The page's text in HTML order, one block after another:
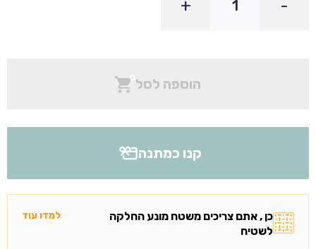
-
+
קנו כמתנה
הוספה לסל
כן , אתם צריכים משטח מונע החלקה
לשטיח
למדו עוד